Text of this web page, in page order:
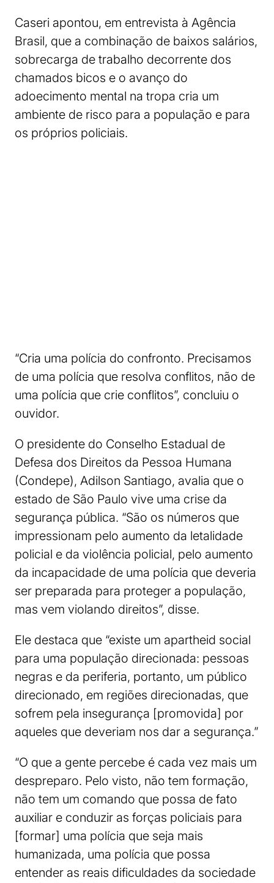
Caseri apontou, em entrevista à Agência
Brasil, que a combinação de baixos salários,
sobrecarga de trabalho decorrente dos
chamados bicos e o avanço do
adoecimento mental na tropa cria um
ambiente de risco para a população e para
os próprios policiais.
“Cria uma polícia do confronto. Precisamos
de uma polícia que resolva conflitos, não de
uma polícia que crie conflitos”, concluiu o
ouvidor.
O presidente do Conselho Estadual de
Defesa dos Direitos da Pessoa Humana
(Condepe), Adilson Santiago, avalia que o
estado de São Paulo vive uma crise da
segurança pública. “São os números que
impressionam pelo aumento da letalidade
policial e da violência policial, pelo aumento
da incapacidade de uma polícia que deveria
ser preparada para proteger a população,
mas vem violando direitos”, disse.
Ele destaca que “existe um apartheid social
para uma população direcionada: pessoas
negras e da periferia, portanto, um público
direcionado, em regiões direcionadas, que
sofrem pela insegurança [promovida] por
aqueles que deveriam nos dar a segurança.”
“O que a gente percebe é cada vez mais um
despreparo. Pelo visto, não tem formação,
não tem um comando que possa de fato
auxiliar e conduzir as forças policiais para
[formar] uma polícia que seja mais
humanizada, uma polícia que possa
entender as reais dificuldades da sociedade